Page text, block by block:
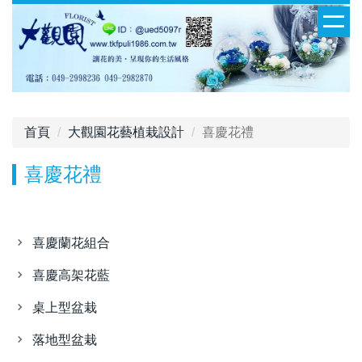
首頁 大觀園花藝植栽設計 喜慶花禮
喜慶花禮
喜慶蘭花組合
喜慶高架花藍
桌上型盆栽
落地型盆栽